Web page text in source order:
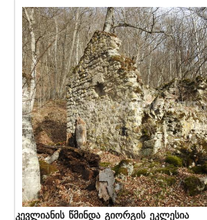
კევლიანის წმინდა გიორგის ეკლესია